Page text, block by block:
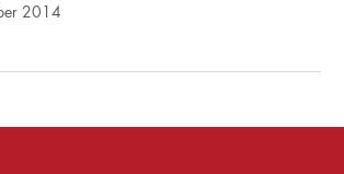
2014